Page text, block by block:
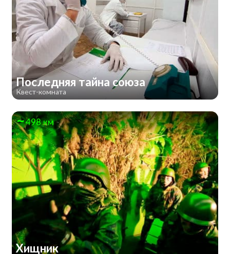
Последняя тайна союза
Квест-комната
498 км
Хищник